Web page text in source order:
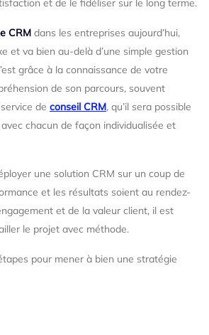
et de le fidéliser sur le long terme.
CRM dans les entreprises aujourd’hui,
et va bien au-delà d’une simple gestion
grâce à la connaissance de votre
de son parcours, souvent
de conseil CRM, qu’il sera possible
chacun de façon individualisée et
une solution CRM sur un coup de
et les résultats soient au rendez-
et de la valeur client, il est
le projet avec méthode.
pour mener à bien une stratégie